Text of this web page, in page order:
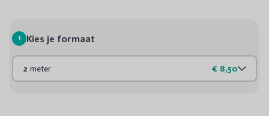
1 Kies je formaat
2 meter € 8,50